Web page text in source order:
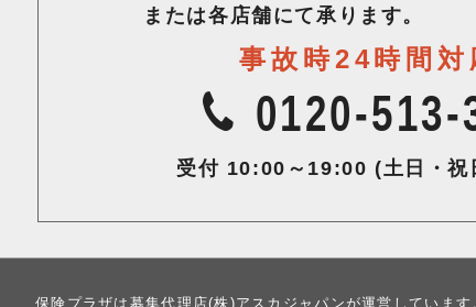
または各店舗にて承ります。
事故時24時間対
0120-513-
受付 10:00～19:00 (土日・祝
保険プラザは募集代理店(株)アスカジャパンが運営しています